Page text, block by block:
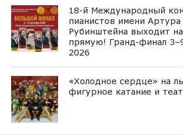
18-й Международный
пианистов имени Артура
Рубинштейна выходит
прямую! Гранд-финал
2026
«Холодное сердце» на
фигурное катание и